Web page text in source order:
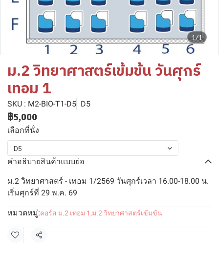
1/1
ม.2 วิทยาศาสตร์เข้มข้น วันศุกร์
เทอม 1
SKU : M2-BIO-T1-D5 D5
฿5,000
เลือกที่นั่ง
D5
คำอธิบายสินค้าแบบย่อ
ม.2 วิทยาศาสตร์ - เทอม 1/2569 วันศุกร์เวลา 16.00-18.00 น.
เริ่มศุกร์ที่ 29 พ.ค. 69
หมวดหมู่:คอร์ส ม.2 เทอม 1 ,ม.2 วิทยาศาสตร์เข้มข้น
แชร์